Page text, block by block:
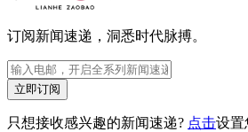
订阅新闻速递，洞悉时代脉搏。
立即订阅
只想接收感兴趣的新闻速递? 点击设置